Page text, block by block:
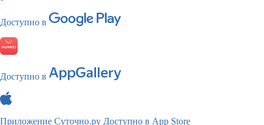
Доступно в
Доступно в
Приложение Суточно.ру Доступно в App Store